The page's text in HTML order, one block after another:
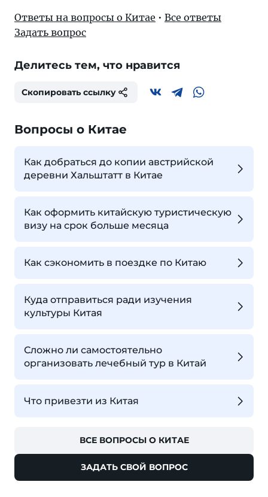
Ответы на вопросы о Китае • Все ответы
Задать вопрос
Делитесь тем, что нравится
Скопировать ссылку
Вопросы о Китае
Как добраться до копии австрийской
деревни Хальштатт в Китае
Как оформить китайскую туристическую
визу на срок больше месяца
Как сэкономить в поездке по Китаю
Куда отправиться ради изучения
культуры Китая
Сложно ли самостоятельно
организовать лечебный тур в Китай
Что привезти из Китая
ВСЕ ВОПРОСЫ О КИТАЕ
ЗАДАТЬ СВОЙ ВОПРОС